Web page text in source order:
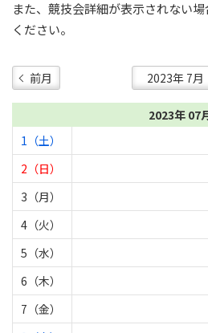
また、競技会詳細が表示されない
ください。
前月
2023年 07
1（土）
2（日）
3（月）
4（火）
5（水）
6（木）
7（金）